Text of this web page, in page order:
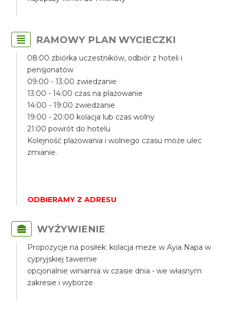
RAMOWY PLAN WYCIECZKI
08:00 zbiórka uczestników, odbiór z hoteli i
pensjonatów
09:00 - 13:00 zwiedzanie
13:00 - 14:00 czas na plażowanie
14:00 - 19:00 zwiedzanie
19:00 - 20:00 kolacja lub czas wolny
21:00 powrót do hotelu
Kolejność plażowania i wolnego czasu może ulec
zmianie.
ODBIERAMY Z ADRESU
WYŻYWIENIE
Propozycje na posiłek: kolacja meze w Ayia Napa w
cypryjskiej tawernie
opcjonalnie winiarnia w czasie dnia - we własnym
zakresie i wyborze